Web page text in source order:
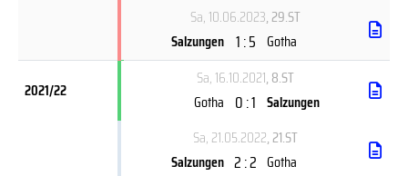
Sa, 10.06.2023, 29.ST
Salzungen 1 : 5 Gotha
2021/22
Sa, 16.10.2021, 8.ST
Gotha 0 : 1 Salzungen
Sa, 21.05.2022, 21.ST
Salzungen 2 : 2 Gotha